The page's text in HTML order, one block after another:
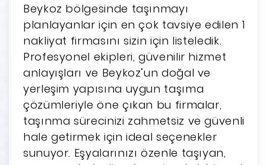
Beykoz bölgesinde taşınmayı
planlayanlar için en çok tavsiye edilen 1
nakliyat firmasını sizin için listeledik.
Profesyonel ekipleri, güvenilir hizmet
anlayışları ve Beykoz’un doğal ve
yerleşim yapısına uygun taşıma
çözümleriyle öne çıkan bu firmalar,
taşınma sürecinizi zahmetsiz ve güvenli
hale getirmek için ideal seçenekler
sunuyor. Eşyalarınızı özenle taşıyan,